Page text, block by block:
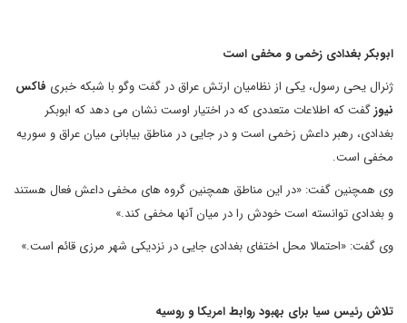
ابوبکر بغدادی زخمی و مخفی است
ژنرال یحی رسول، یکی از نظامیان ارتش عراق در گفت وگو با شبکه خبری فاکس
نیوزگفت که اطلاعات متعددی که در اختیار اوست نشان می دهد که ابوبکر
بغدادی، رهبر داعش زخمی است و در جایی در مناطق بیابانی میان عراق و سوریه
مخفی است.
وی همچنین گفت: «در این مناطق همچنین گروه های مخفی داعش فعال هستند
و بغدادی توانسته است خودش را در میان آنها مخفی کند.»
وی گفت: «احتمالا محل اختفای بغدادی جایی در نزدیکی شهر مرزی قائم است.»
تلاش رئیس سیا برای بهبود روابط امریکا و روسیه